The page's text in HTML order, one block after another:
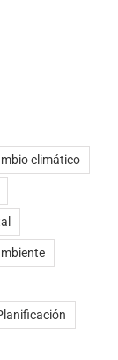
climático